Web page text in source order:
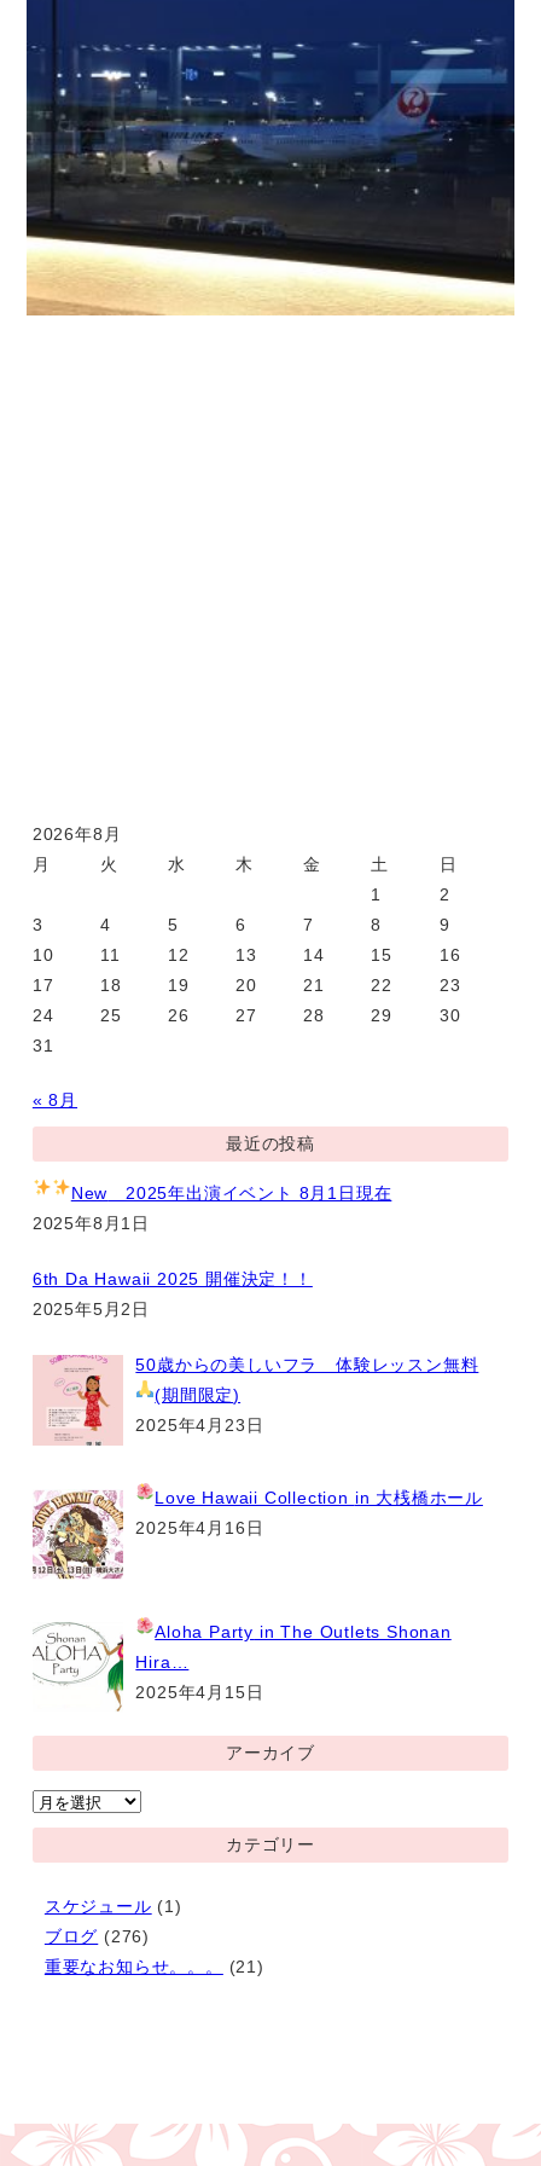
2026年8月
月
火 水 木 金 土
日
1
2
3
4 5 6 7 8
9
10
11 12 13 14 15
16
17
18 19 20 21 22
23
24
25 26 27 28 29
30
31
« 8月
最近の投稿
New 2025年出演イベント 8月1日現在
2025年8月1日
6th Da Hawaii 2025 開催決定！！
2025年5月2日
50歳からの美しいフラ 体験レッスン無料
(期間限定)
2025年4月23日
Love Hawaii Collection in 大桟橋ホール
2025年4月16日
Aloha Party in The Outlets Shonan
Hira…
2025年4月15日
アーカイブ
ア
ー
カ
カテゴリー
スケジュール (1)
ブログ (276)
重要なお知らせ。。。
(21)